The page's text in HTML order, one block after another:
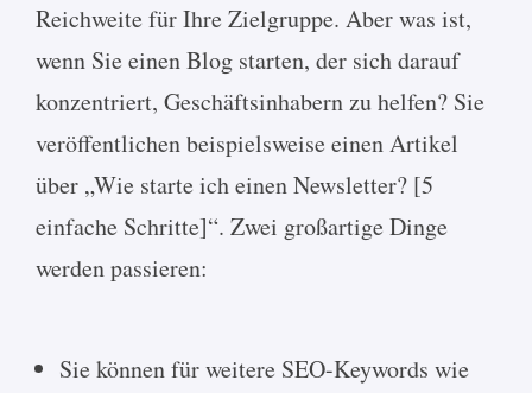
Reichweite für Ihre Zielgruppe. Aber was ist,
wenn Sie einen Blog starten, der sich darauf
konzentriert, Geschäftsinhabern zu helfen? Sie
veröffentlichen beispielsweise einen Artikel
über „Wie starte ich einen Newsletter? [5
einfache Schritte]“. Zwei großartige Dinge
werden passieren:
Sie können für weitere SEO-Keywords wie